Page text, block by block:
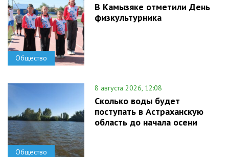
Общество
В Камызяке отметили День
физкультурника
Общество
8 августа 2026, 12:08
Сколько воды будет
поступать в Астраханскую
область до начала осени